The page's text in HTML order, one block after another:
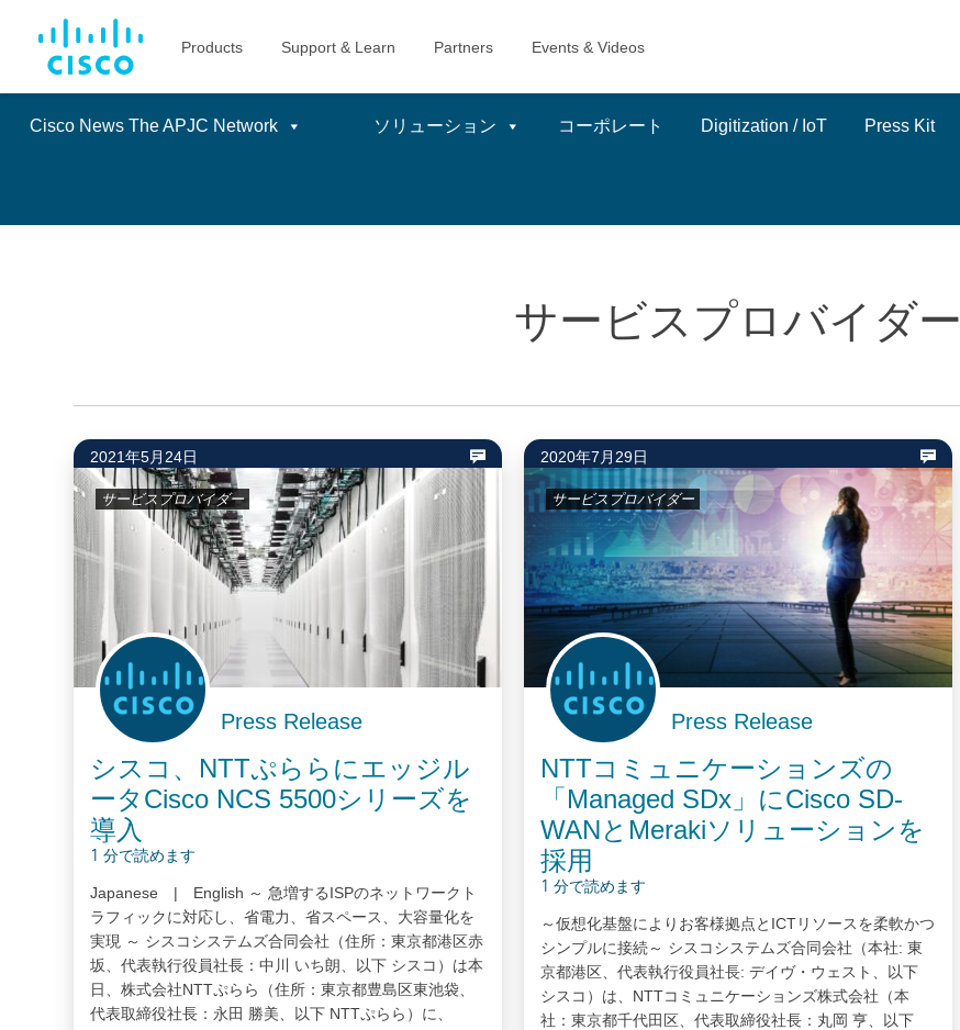
Cisco News The APJC Network ソリューション コーポレート Digitization / IoT Press Kit
サービスプロバイダー
2021年5月24日
サービスプロバイダー
Press Release
シスコ、NTTぷららにエッジル
ータCisco NCS 5500シリーズを
導入
1 分で読めます
Japanese | English ～ 急増するISPのネットワークト
ラフィックに対応し、省電力、省スペース、大容量化を
実現 ～ シスコシステムズ合同会社（住所：東京都港区赤
坂、代表執行役員社長：中川 いち朗、以下 シスコ）は本
日、株式会社NTTぷらら（住所：東京都豊島区東池袋、
代表取締役社長：永田 勝美、以下 NTTぷらら）に、
2020年7月29日
サービスプロバイダー
Press Release
NTTコミュニケーションズの
「Managed SDx」にCisco SD-
WANとMerakiソリューションを
採用
1 分で読めます
～仮想化基盤によりお客様拠点とICTリソースを柔軟かつ
シンプルに接続～ シスコシステムズ合同会社（本社: 東
京都港区、代表執行役員社長: デイヴ・ウェスト、以下
シスコ）は、NTTコミュニケーションズ株式会社（本
社：東京都千代田区、代表取締役社長：丸岡 亨、以下